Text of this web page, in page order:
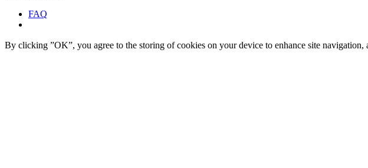
FAQ
By clicking ”OK”, you agree to the storing of cookies on your device to enhance site navigation,